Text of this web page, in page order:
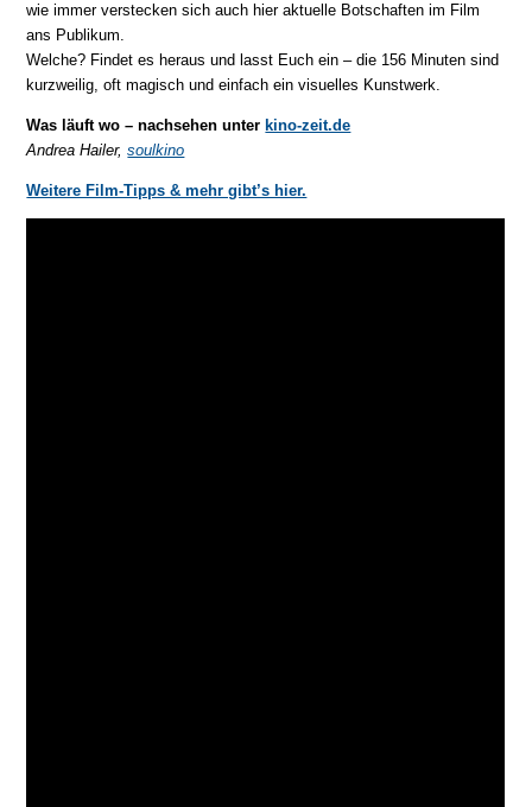
wie immer verstecken sich auch hier aktuelle Botschaften im Film
ans Publikum.
Welche? Findet es heraus und lasst Euch ein – die 156 Minuten sind
kurzweilig, oft magisch und einfach ein visuelles Kunstwerk.
Was läuft wo – nachsehen unter kino-zeit.de
Andrea Hailer,soulkino
Weitere Film-Tipps & mehr gibt’s hier.